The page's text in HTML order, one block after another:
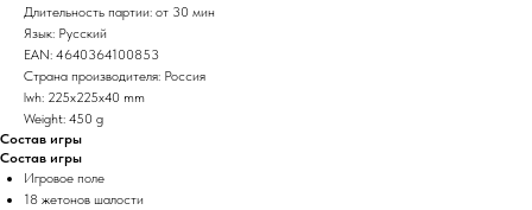
Длительность партии: от 30 мин
Язык: Русский
EAN: 4640364100853
Страна производителя: Россия
lwh: 225x225x40 mm
Weight: 450 g
Состав игры
Состав игры
Игровое поле
18 жетонов шалости